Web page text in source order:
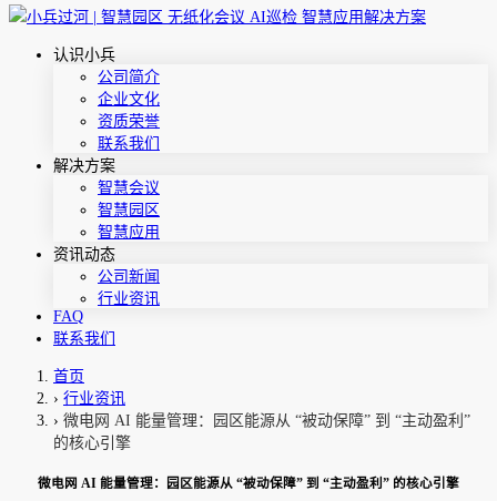
认识小兵
公司简介
企业文化
资质荣誉
联系我们
解决方案
智慧会议
智慧园区
智慧应用
资讯动态
公司新闻
行业资讯
FAQ
联系我们
首页
› 行业资讯
› 微电网 AI 能量管理：园区能源从 “被动保障” 到 “主动盈利”
的核心引擎
微电网 AI 能量管理：园区能源从 “被动保障” 到 “主动盈利” 的核心引擎